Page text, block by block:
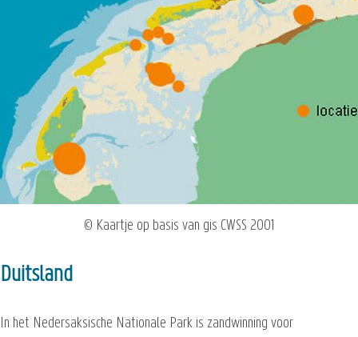
© Kaartje op basis van gis CWSS 2001
Duitsland
In het Nedersaksische Nationale Park is zandwinning voor